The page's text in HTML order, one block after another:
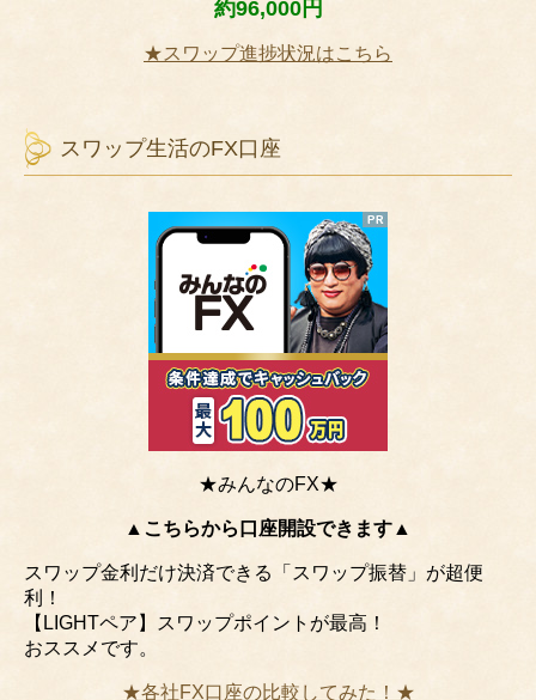
約96,000円
★スワップ進捗状況はこちら
スワップ生活のFX口座
★みんなのFX★
▲こちらから口座開設できます▲
スワップ金利だけ決済できる「スワップ振替」が超便
利！
【LIGHTペア】スワップポイントが最高！
おススメです。
★各社FX口座の比較してみた！★